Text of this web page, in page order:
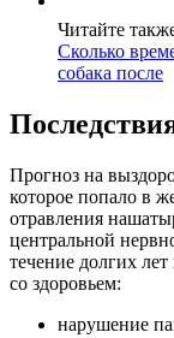
Читайте
Сколько
собака после
Прогноз на
которое попало в
отравления
центральной
течение долгих
со здоровьем:
нарушение